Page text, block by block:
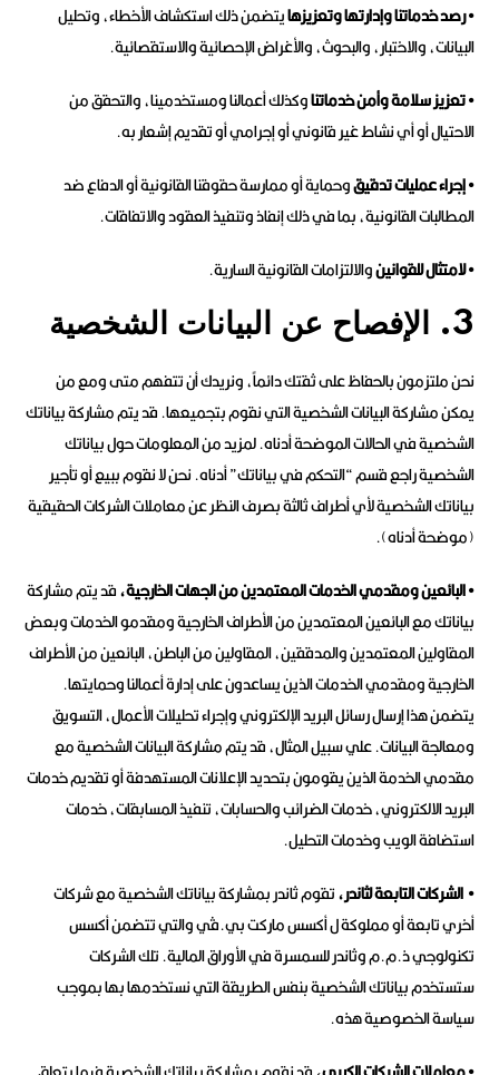
• رصد خدماتنا وإدارتها وتعزيزهايتضمن ذلك استكشاف الأخطاء، وتحليل
البيانات، والاختبار، والبحوث، والأغراض الإحصائية والاستقصائية.
• تعزيز سلامة وأمن خدماتناوكذلك أعمالنا ومستخدمينا، والتحقق من
الاحتيال أو أي نشاط غير قانوني أو إجرامي أو تقديم إشعار به.
• إجراء عمليات تدقيقوحماية أو ممارسة حقوقنا القانونية أو الدفاع ضد
المطالبات القانونية، بما في ذلك إنفاذ وتنفيذ العقود والاتفاقات.
• لامتثال للقوانينوالالتزامات القانونية السارية.
3. الإفصاح عن البيانات الشخصية
نحن ملتزمون بالحفاظ على ثقتك دائماً، ونريدك أن تتفهم متى ومع من
يمكن مشاركة البيانات الشخصية التي نقوم بتجميعها. قد يتم مشاركة بياناتك
الشخصية في الحالات الموضحة أدناه. لمزيد من المعلومات حول بياناتك
الشخصية راجع قسم “التحكم في بياناتك” أدناه. نحن لا نقوم ببيع أو تأجير
بياناتك الشخصية لأي أطراف ثالثة بصرف النظر عن معاملات الشركات الحقيقية
(موضحة أدناه).
• البائعين ومقدمي الخدمات المعتمدين من الجهات الخارجية،قد يتم مشاركة
بياناتك مع البائعين المعتمدين من الأطراف الخارجية ومقدمو الخدمات وبعض
المقاولين المعتمدين والمدققين، المقاولين من الباطن، البائعين من الأطراف
الخارجية ومقدمي الخدمات الذين يساعدون على إدارة أعمالنا وحمايتها.
يتضمن هذا إرسال رسائل البريد الإلكتروني وإجراء تحليلات الأعمال، التسويق
ومعالجة البيانات. علي سبيل المثال، قد يتم مشاركة البيانات الشخصية مع
مقدمي الخدمة الذين يقومون بتحديد الإعلانات المستهدفة أو تقديم خدمات
البريد الالكتروني، خدمات الضرائب والحسابات، تنفيذ المسابقات، خدمات
استضافة الويب وخدمات التحليل.
• الشركات التابعة لثاندر،تقوم ثاندر بمشاركة بياناتك الشخصية مع شركات
أخري تابعة أو مملوكة ل أكسس ماركت بي.ڤي والتي تتضمن أكسس
تكنولوجي ذ.م.م وثاندر للسمسرة في الأوراق المالية. تلك الشركات
ستستخدم بياناتك الشخصية بنفس الطريقة التي نستخدمها بها بموجب
سياسة الخصوصية هذه.